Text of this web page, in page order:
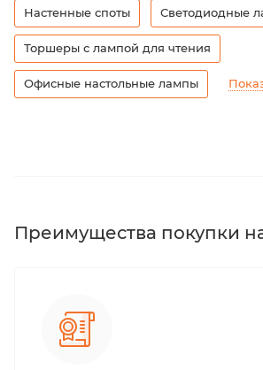
Настенные споты Светодиодные
Торшеры с лампой для чтения
Офисные настольные лампы
Преимущества покупки